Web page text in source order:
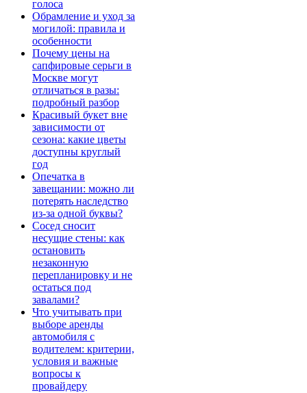
голоса
Обрамление и уход за
могилой: правила и
особенности
Почему цены на
сапфировые серьги в
Москве могут
отличаться в разы:
подробный разбор
Красивый букет вне
зависимости от
сезона: какие цветы
доступны круглый
год
Опечатка в
завещании: можно ли
потерять наследство
из-за одной буквы?
Сосед сносит
несущие стены: как
остановить
незаконную
перепланировку и не
остаться под
завалами?
Что учитывать при
выборе аренды
автомобиля с
водителем: критерии,
условия и важные
вопросы к
провайдеру